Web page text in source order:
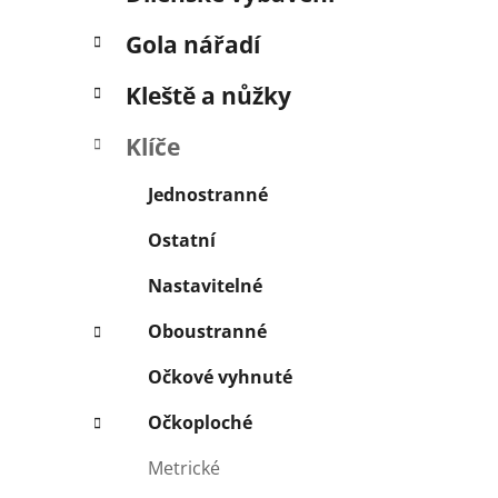
p
n
l
Gola nářadí
Kleště a nůžky
Klíče
Jednostranné
Ostatní
Nastavitelné
Oboustranné
Očkové vyhnuté
Očkoploché
Metrické